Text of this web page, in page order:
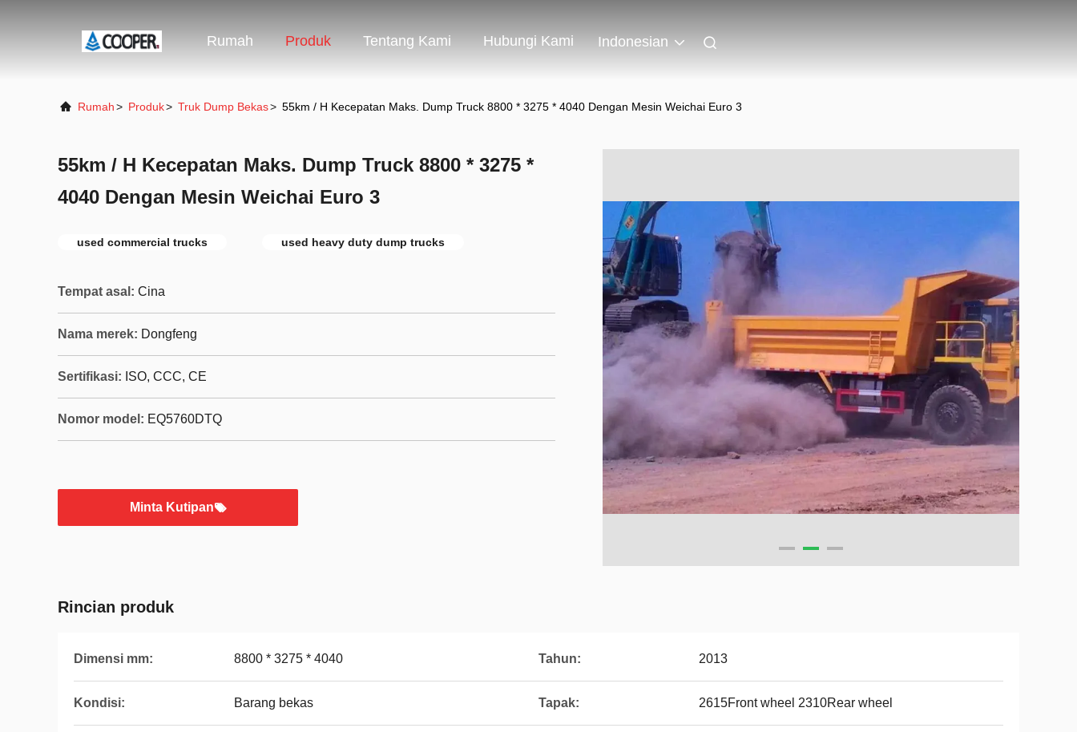
Rumah Produk Tentang Kami Hubungi Kami Indonesian
Rumah> Produk> Truk Dump Bekas> 55km / H Kecepatan Maks. Dump Truck 8800 * 3275 * 4040 Dengan Mesin Weichai Euro 3
55km / H Kecepatan Maks. Dump Truck 8800 * 3275 *
4040 Dengan Mesin Weichai Euro 3
used commercial trucks used heavy duty dump trucks
Tempat asal: Cina
Nama merek: Dongfeng
Sertifikasi: ISO, CCC, CE
Nomor model: EQ5760DTQ
Minta Kutipan
Rincian produk
Dimensi mm: 8800 * 3275 * 4040 Tahun: 2013
Kondisi: Barang bekas Tapak: 2615Front wheel 2310Rear wheel